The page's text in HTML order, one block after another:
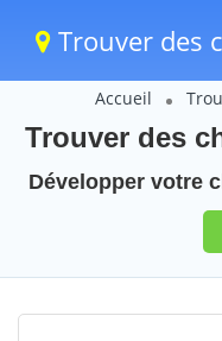
Trouver des
Accueil
Trouver des
Développer votre